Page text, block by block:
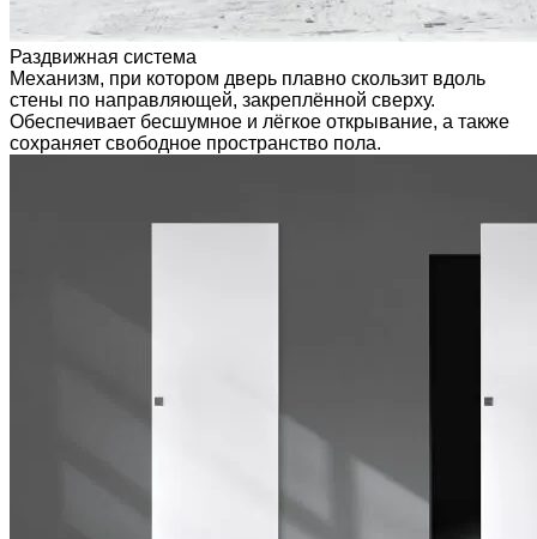
Раздвижная система
Механизм, при котором дверь плавно скользит вдоль
стены по направляющей, закреплённой сверху.
Обеспечивает бесшумное и лёгкое открывание, а также
сохраняет свободное пространство пола.